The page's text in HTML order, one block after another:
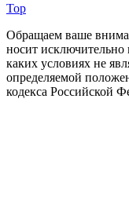
Top
Обращаем ваше
носит
каких условиях не
определяемой
кодекса Российской